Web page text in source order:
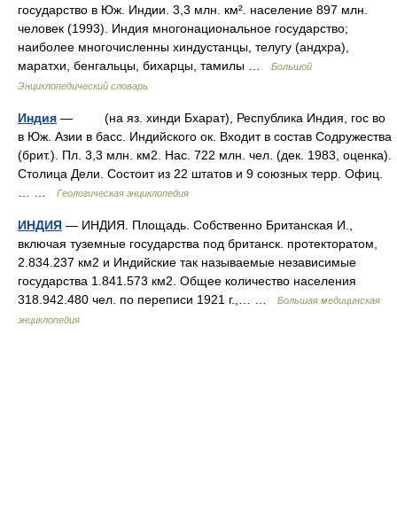
государство в Юж. Индии. 3,3 млн. км². население 897 млн.
человек (1993). Индия многонациональное государство;
наиболее многочисленны хиндустанцы, телугу (андхра),
маратхи, бенгальцы, бихарцы, тамилы …
Большой
Энциклопедический словарь
Индия — (на яз. хинди Бхарат), Республика Индия, гос во
в Юж. Азии в басс. Индийского ок. Входит в состав Содружества
(брит.). Пл. 3,3 млн. км2. Нас. 722 млн. чел. (дек. 1983, оценка).
Столица Дели. Состоит из 22 штатов и 9 союзных терр. Офиц.
Геологическая энциклопедия
ИНДИЯ — ИНДИЯ. Площадь. Собственно Британская И.,
включая туземные государства под британск. протекторатом,
2.834.237 км2 и Индийские так называемые независимые
государства 1.841.573 км2. Общее количество населения
318.942.480 чел. по переписи 1921 г.,… …
Большая медицинская
энциклопедия